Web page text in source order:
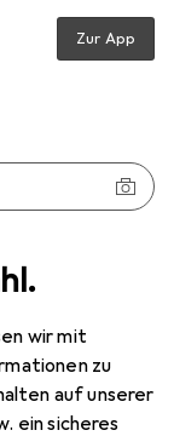
wir mit
zu
auf unserer
ein sicheres
Zur App
New Lifestyle